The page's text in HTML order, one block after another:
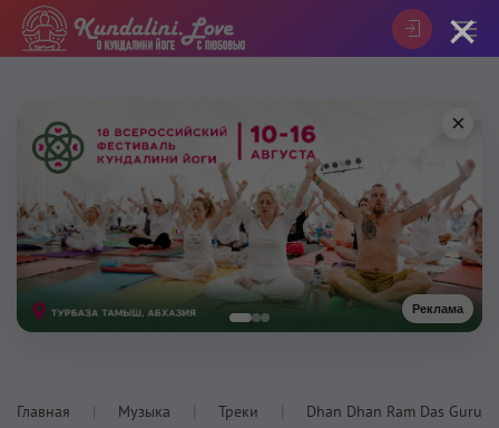
Реклама
×
Главная Музыка Треки
Dhan Dhan Ram Das Guru
×